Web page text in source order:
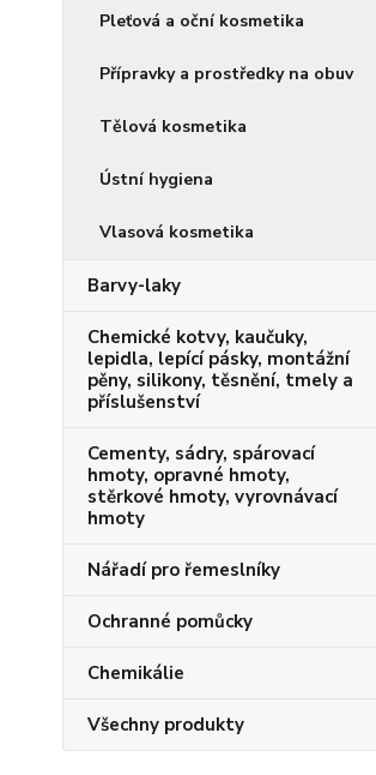
Pleťová a oční kosmetika
Přípravky a prostředky na obuv
Tělová kosmetika
Ústní hygiena
Vlasová kosmetika
Barvy-laky
Chemické kotvy, kaučuky,
lepidla, lepící pásky, montážní
pěny, silikony, těsnění, tmely a
příslušenství
Cementy, sádry, spárovací
hmoty, opravné hmoty,
stěrkové hmoty, vyrovnávací
hmoty
Nářadí pro řemeslníky
Ochranné pomůcky
Chemikálie
Všechny produkty